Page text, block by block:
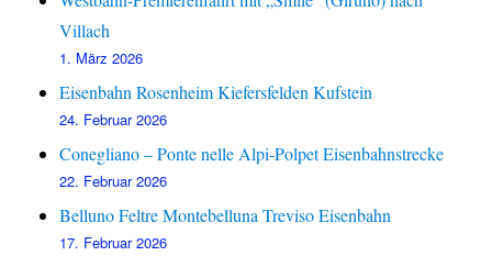
Villach
1. März 2026
Eisenbahn Rosenheim Kiefersfelden Kufstein
24. Februar 2026
Conegliano – Ponte nelle Alpi-Polpet Eisenbahnstrecke
22. Februar 2026
Belluno Feltre Montebelluna Treviso Eisenbahn
17. Februar 2026